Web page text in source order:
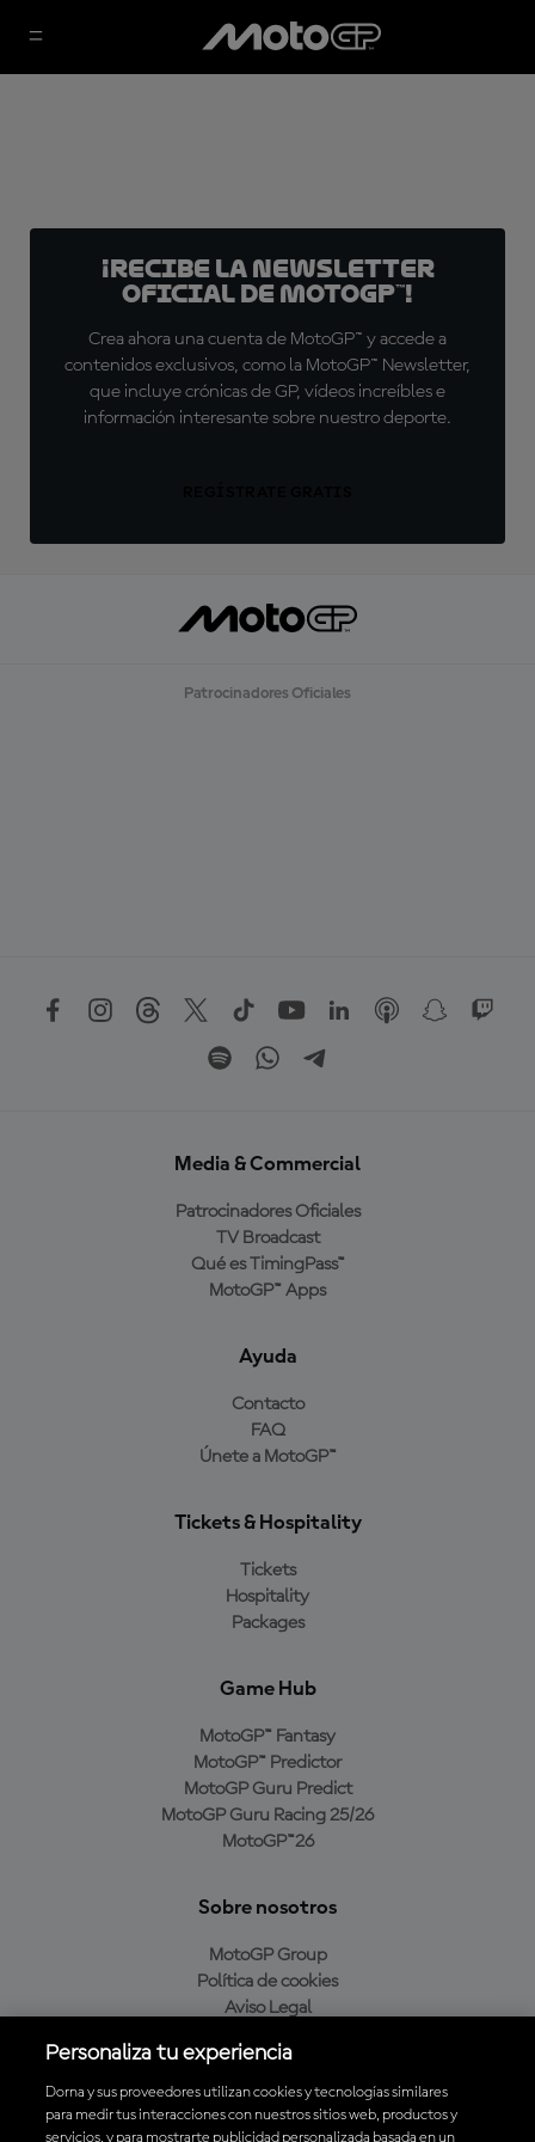
¡Recibe la Newsletter
oficial de MotoGP™!
Crea ahora una cuenta de MotoGP™ y accede a
contenidos exclusivos, como la MotoGP™ Newsletter,
que incluye crónicas de GP, vídeos increíbles e
información interesante sobre nuestro deporte.
Patrocinadores Oficiales
Media & Commercial
Patrocinadores Oficiales
TV Broadcast
Qué es TimingPass™
MotoGP™ Apps
Ayuda
Contacto
FAQ
Únete a MotoGP™
Tickets & Hospitality
Tickets
Hospitality
Packages
Game Hub
MotoGP™ Fantasy
MotoGP™ Predictor
MotoGP Guru Predict
MotoGP Guru Racing 25/26
MotoGP™26
Sobre nosotros
MotoGP Group
Política de cookies
Aviso Legal
Política de compra
Personaliza tu experiencia
Dorna y sus proveedores utilizan cookies y tecnologías similares
para medir tus interacciones con nuestros sitios web, productos y
servicios, y para mostrarte publicidad personalizada basada en un